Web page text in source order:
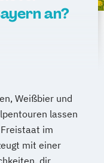
an?
Weißbier und
lassen
im
mit einer
dir